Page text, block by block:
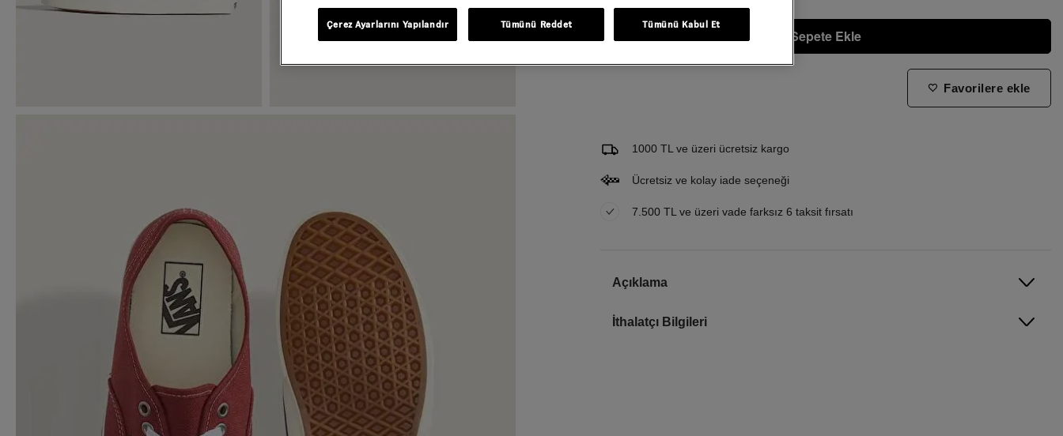
Sepete Ekle
Email Adresi
Favorilere ekle
1000 TL ve üzeri ücretsiz kargo
Ücretsiz ve kolay iade seçeneği
7.500 TL ve üzeri vade farksız 6 taksit fırsatı
Açıklama
İthalatçı Bilgileri
Tümünü Reddet Tümünü Kabul Et
Çerez Ayarlarını Yapılandır